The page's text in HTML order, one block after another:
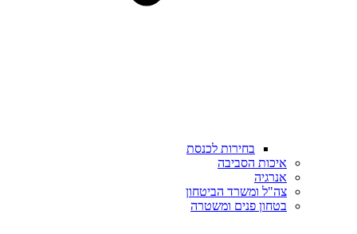
בחירות לכנסת
איכות הסביבה
אנרגיה
צה"ל ומשרד הביטחון
בטחון פנים ומשטרה